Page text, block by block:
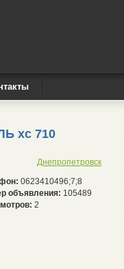
хс 710
Днепропетровск
0623410496;7;8
объявления: 105489
2